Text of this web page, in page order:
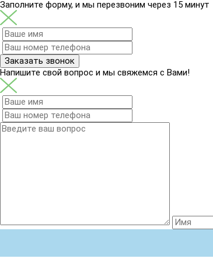
Заполните форму, и мы перезвоним через 15 минут
Заказать звонок
Напишите свой вопрос и мы свяжемся с Вами!